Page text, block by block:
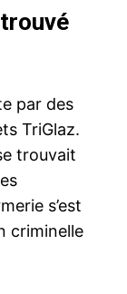
par des
TriGlaz.
trouvait
s’est
criminelle